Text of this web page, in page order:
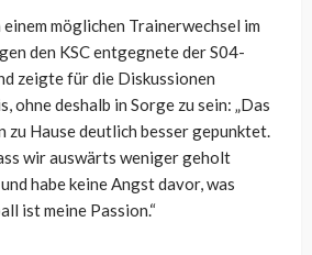
möglichen Trainerwechsel im
den KSC entgegnete der S04-
zeigte für die Diskussionen
ohne deshalb in Sorge zu sein: „Das
zu Hause deutlich besser gepunktet.
wir auswärts weniger geholt
habe keine Angst davor, was
ist meine Passion.“